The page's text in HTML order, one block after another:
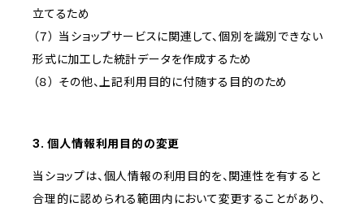
立てるため
（７） 当ショップサービスに関連して、個別を識別できない
形式に加工した統計データを作成するため
（８） その他、上記利用目的に付随する目的のため
3. 個人情報利用目的の変更
当ショップは、個人情報の利用目的を、関連性を有すると
合理的に認められる範囲内において変更することがあり、